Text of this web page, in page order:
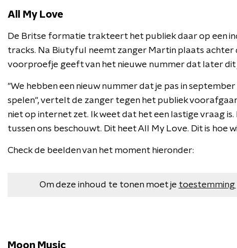
All My Love
De Britse formatie trakteert het publiek daar op een
tracks. Na Biutyful neemt zanger Martin plaats achter
voorproefje geeft van het nieuwe nummer dat later dit
"We hebben een nieuw nummer dat je pas in
spelen", vertelt de zanger tegen het publiek
niet op internet zet. Ik weet dat het een lastige vraag
tussen ons beschouwt. Dit heet All My Love. Dit is hoe
Check de beelden van het moment hieronder:
Om deze inhoud te tonen moet je toestemming
Moon Music